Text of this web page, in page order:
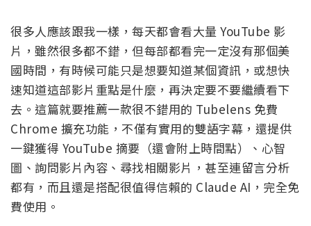
很多人應該跟我一樣，每天都會看大量 YouTube 影
片，雖然很多都不錯，但每部都看完一定沒有那個美
國時間，有時候可能只是想要知道某個資訊，或想快
速知道這部影片重點是什麼，再決定要不要繼續看下
去。這篇就要推薦一款很不錯用的 Tubelens 免費
Chrome 擴充功能，不僅有實用的雙語字幕，還提供
一鍵獲得 YouTube 摘要（還會附上時間點）、心智
圖、詢問影片內容、尋找相關影片，甚至連留言分析
都有，而且還是搭配很值得信賴的 Claude AI，完全免
費使用。